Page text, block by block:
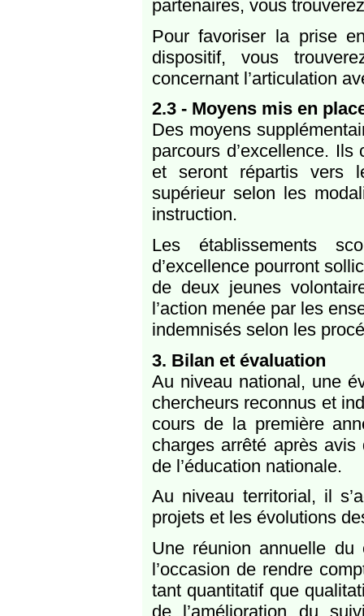
partenaires, vous
Pour favoriser la prise
dispositif, vous
concernant l’articulation
2.3 - Moyens mis en
Des moyens
parcours d’excellence.
et seront répartis vers
supérieur selon les
instruction.
Les établissements
d’excellence pourront
de deux jeunes
l’action menée par les
indemnisés selon les
3. Bilan et évaluation
Au niveau national, une
chercheurs reconnus et
cours de la première
charges arrêté après
de l’éducation nationale.
Au niveau territorial, il
projets et les évolutions
Une réunion annuelle
l’occasion de rendre
tant quantitatif que
de l’amélioration du